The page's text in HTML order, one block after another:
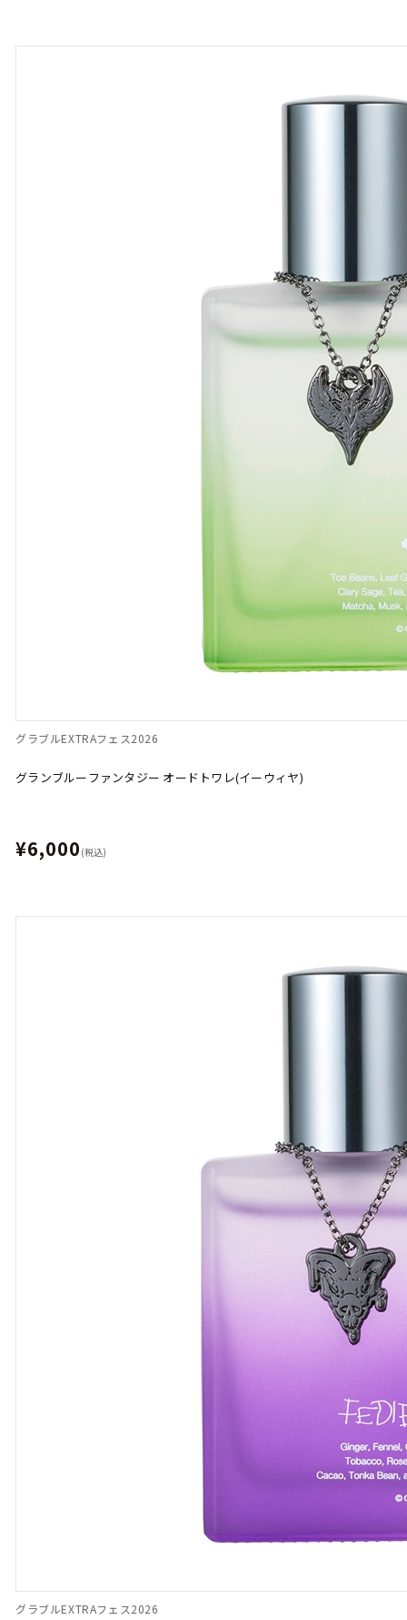
グラブルEXTRAフェス2026
グランブルーファンタジー オードトワレ(イーウィヤ)
¥6,000 (税込)
グラブルEXTRAフェス2026